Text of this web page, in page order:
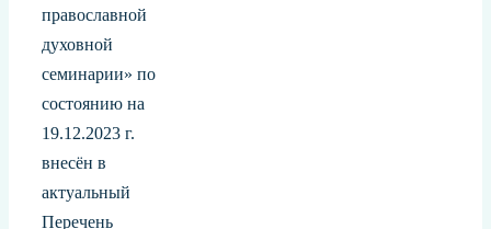
православной
духовной
семинарии» по
состоянию на
19.12.2023 г.
внесён в
актуальный
Перечень